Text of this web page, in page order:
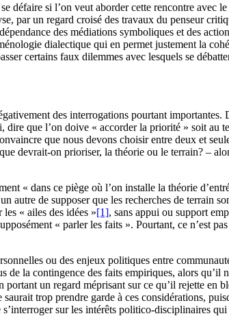
si l’on veut aborder cette rencontre avec
par un regard croisé des travaux du penseur
des médiations symboliques et des
dialectique qui en permet justement la
certains faux dilemmes avec lesquels se
des interrogations pourtant importantes.
dire que l’on doive « accorder la priorité » soit au
que nous devons choisir entre deux et
devrait-on prioriser, la théorie ou le terrain? –
« dans ce piège où l’on installe la théorie
de supposer que les recherches de terrain
« ailes des idées »[1], sans appui ou support
« parler les faits ». Pourtant, ce n’est
ou des enjeux politiques entre
la contingence des faits empiriques, alors
un regard méprisant sur ce qu’il rejette en
trop prendre garde à ces considérations,
sur les intérêts politico-disciplinaires